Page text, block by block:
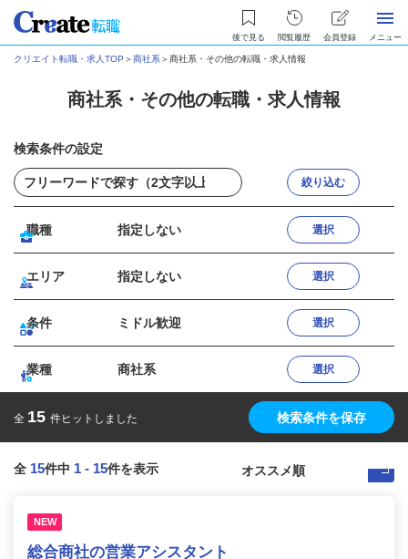
後で見る 閲覧履歴 会員登録 メニュー
クリエイト転職・求人TOP ＞商社系＞商社系・その他の転職・求人情報
商社系・その他の転職・求人情報
検索条件の設定
絞り込む
職種 指定しない 選択
エリア 指定しない 選択
条件 ミドル歓迎 選択
業種 商社系 選択
全 15 件ヒットしました 検索条件を保存
全 15件中 1 - 15件を表示
NEW
総合商社の営業アシスタント